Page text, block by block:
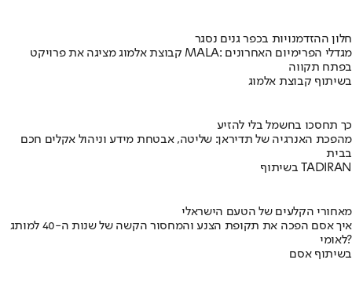
חלון ההזדמנויות בכפר גנים נסגר
קבוצת אלמוג מציגה את פרויקט MALA: מגדלי הפרימיום האחרונים
בפתח תקווה
בשיתוף קבוצת אלמוג
כך תחסכו בחשמל בלי להזיע
מהפכת האנרגיה של תדיראן: שליטה, אבטחת מידע וניהול אקלים חכם
בבית
בשיתוף TADIRAN
מאחורי הקלעים של הטעם הישראלי
איך אסם הפכה את תקופת הצנע והמחסור הקשה של שנות ה-40 למותג
לאומי?
בשיתוף אסם